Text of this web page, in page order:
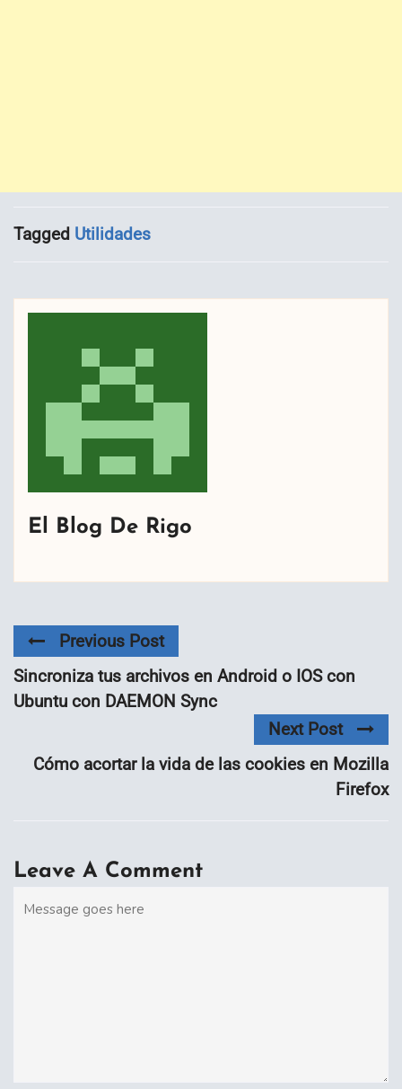
Tagged Utilidades
El Blog De Rigo
Previous Post
Sincroniza tus archivos en Android o IOS con
Ubuntu con DAEMON Sync
Next Post
Cómo acortar la vida de las cookies en Mozilla
Firefox
Leave A Comment